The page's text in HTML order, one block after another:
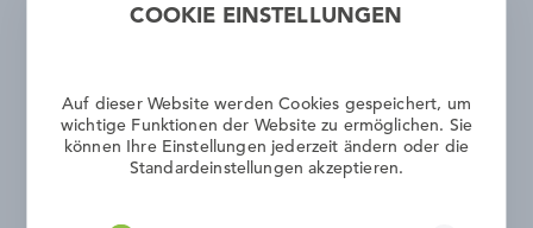
COOKIE EINSTELLUNGEN
Auf dieser Website werden Cookies gespeichert, um
wichtige Funktionen der Website zu ermöglichen. Sie
können Ihre Einstellungen jederzeit ändern oder die
Standardeinstellungen akzeptieren.